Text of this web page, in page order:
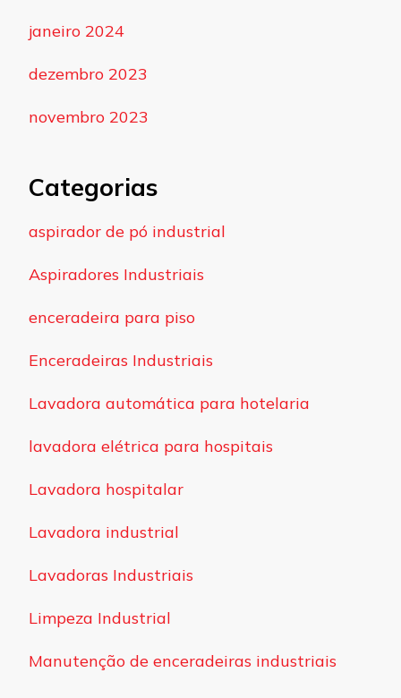
janeiro 2024
dezembro 2023
novembro 2023
Categorias
aspirador de pó industrial
Aspiradores Industriais
enceradeira para piso
Enceradeiras Industriais
Lavadora automática para hotelaria
lavadora elétrica para hospitais
Lavadora hospitalar
Lavadora industrial
Lavadoras Industriais
Limpeza Industrial
Manutenção de enceradeiras industriais